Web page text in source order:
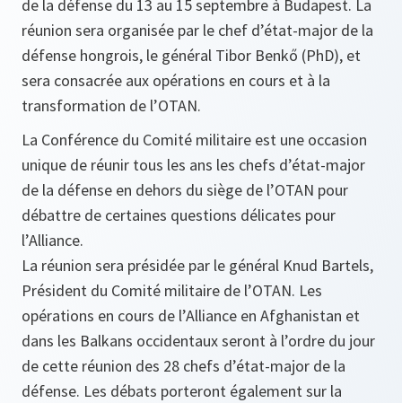
de la défense du 13 au 15 septembre à Budapest. La
réunion sera organisée par le chef d’état-major de la
défense hongrois, le général Tibor Benkő (PhD), et
sera consacrée aux opérations en cours et à la
transformation de l’OTAN.
La Conférence du Comité militaire est une occasion
unique de réunir tous les ans les chefs d’état-major
de la défense en dehors du siège de l’OTAN pour
débattre de certaines questions délicates pour
l’Alliance.
La réunion sera présidée par le général Knud Bartels,
Président du Comité militaire de l’OTAN. Les
opérations en cours de l’Alliance en Afghanistan et
dans les Balkans occidentaux seront à l’ordre du jour
de cette réunion des 28 chefs d’état-major de la
défense. Les débats porteront également sur la